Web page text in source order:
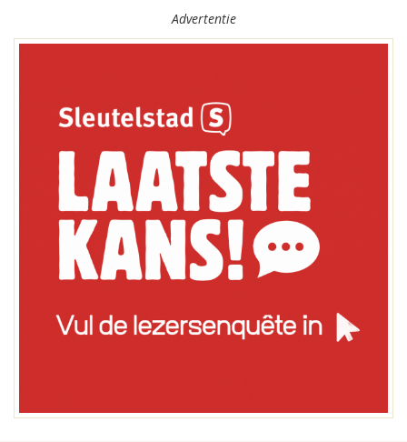
Advertentie